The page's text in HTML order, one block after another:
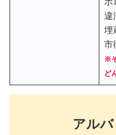
違
埋
市
※
ど
アル